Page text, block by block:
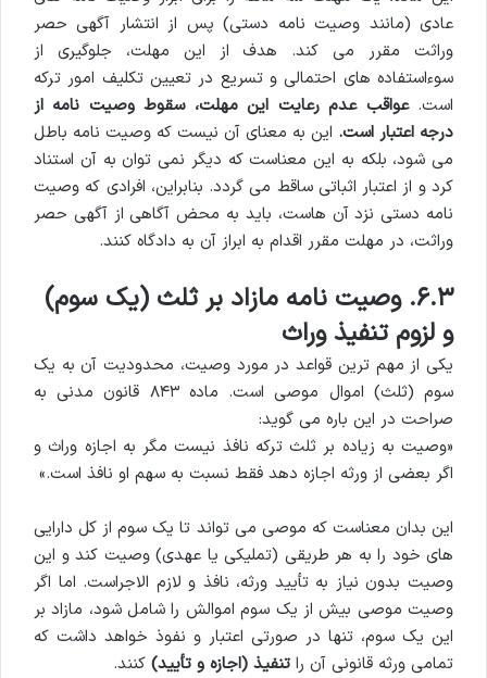
عادی (مانند وصیت نامه دستی) پس از انتشار آگهی حصر
وراثت مقرر می کند. هدف از این مهلت، جلوگیری از
سوءاستفاده های احتمالی و تسریع در تعیین تکلیف امور ترکه
است.عواقب عدم رعایت این مهلت، سقوط وصیت نامه از
درجه اعتبار است. این به معنای آن نیست که وصیت نامه باطل
می شود، بلکه به این معناست که دیگر نمی توان به آن استناد
کرد و از اعتبار اثباتی ساقط می گردد. بنابراین، افرادی که وصیت
نامه دستی نزد آن هاست، باید به محض آگاهی از آگهی حصر
وراثت، در مهلت مقرر اقدام به ابراز آن به دادگاه کنند.
۶.۳. وصیت نامه مازاد بر ثلث (یک سوم)
و لزوم تنفیذ وراث
یکی از مهم ترین قواعد در مورد وصیت، محدودیت آن به یک
سوم (ثلث) اموال موصی است. ماده ۸۴۳ قانون مدنی به
صراحت در این باره می گوید:
«وصیت به زیاده بر ثلث ترکه نافذ نیست مگر به اجازه وراث و
اگر بعضی از ورثه اجازه دهد فقط نسبت به سهم او نافذ است.»
این بدان معناست که موصی می تواند تا یک سوم از کل دارایی
های خود را به هر طریقی (تملیکی یا عهدی) وصیت کند و این
وصیت بدون نیاز به تأیید ورثه، نافذ و لازم الاجراست. اما اگر
وصیت موصی بیش از یک سوم اموالش را شامل شود، مازاد بر
این یک سوم، تنها در صورتی اعتبار و نفوذ خواهد داشت که
تمامی ورثه قانونی آن را تنفیذ (اجازه و تأیید) کنند.